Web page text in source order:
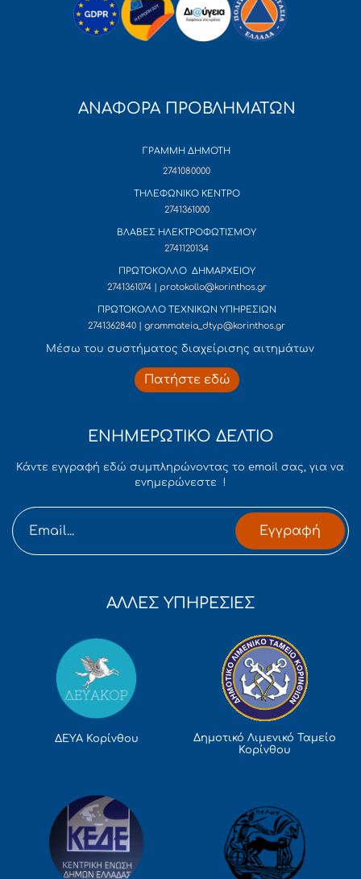
ΑΝΑΦΟΡΑ ΠΡΟΒΛΗΜΑΤΩΝ
ΓΡΑΜΜΗ ΔΗΜΟΤΗ
2741080000
ΤΗΛΕΦΩΝΙΚΟ ΚΕΝΤΡΟ
2741361000
ΒΛΑΒΕΣ ΗΛΕΚΤΡΟΦΩΤΙΣΜΟΥ
2741120134
ΠΡΩΤΟΚΟΛΛΟ ΔΗΜΑΡΧΕΙΟΥ
2741361074 | protokollo@korinthos.gr
ΠΡΩΤΟΚΟΛΛΟ ΤΕΧΝΙΚΩΝ ΥΠΗΡΕΣΙΩΝ
2741362840 | grammateia_dtyp@korinthos.gr
Mέσω του συστήματος διαχείρισης αιτημάτων
Πατήστε εδώ
ΕΝΗΜΕΡΩΤΙΚΟ ΔΕΛΤΙΟ
Κάντε εγγραφή εδώ συμπληρώνοντας το email σας, για να
ενημερώνεστε !
Εγγραφή
ΑΛΛΕΣ ΥΠΗΡΕΣΙΕΣ
ΔΕΥΑ Κορίνθου
Δημοτικό Λιμενικό Ταμείο
Κορίνθου